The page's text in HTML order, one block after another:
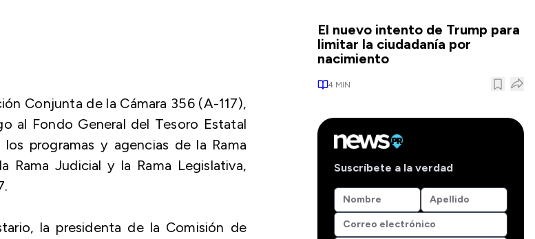
Conjunta de la Cámara 356 (A-117),
al Fondo General del Tesoro Estatal
programas y agencias de la Rama
Rama Judicial y la Rama Legislativa,
la presidenta de la Comisión de
El nuevo intento de Trump para
limitar la ciudadanía por
nacimiento
4 MIN
Suscríbete a la verdad